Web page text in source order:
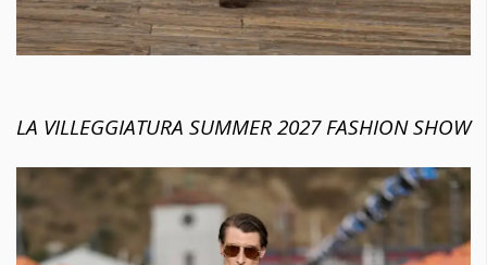
LA VILLEGGIATURA SUMMER 2027 FASHION SHOW